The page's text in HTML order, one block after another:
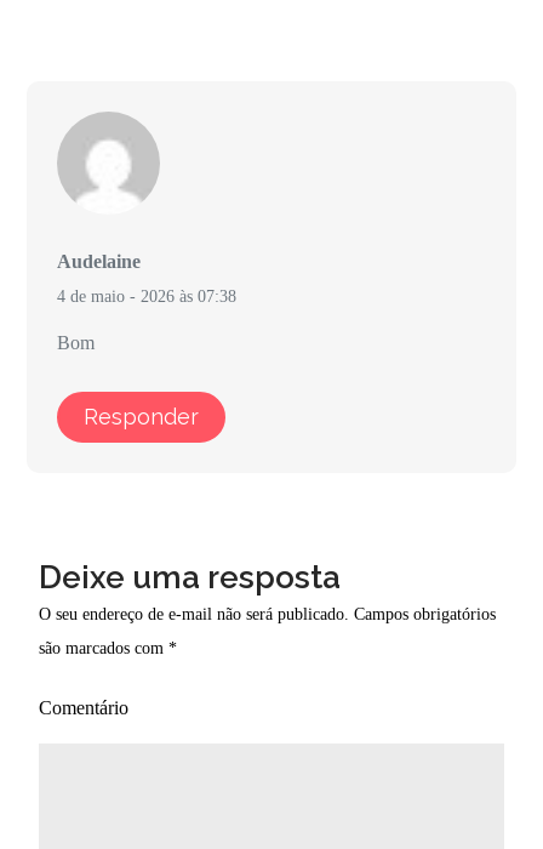
Audelaine
4 de maio - 2026 às 07:38
Bom
Responder
Deixe uma resposta
O seu endereço de e-mail não será publicado. Campos obrigatórios
são marcados com*
Comentário